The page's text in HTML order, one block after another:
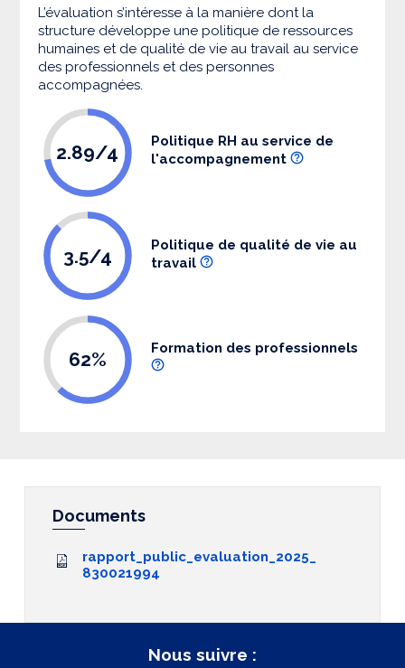
L’évaluation s’intéresse à la manière dont la
structure développe une politique de ressources
humaines et de qualité de vie au travail au service
des professionnels et des personnes
accompagnées.
2.89/4
Politique RH au service de
l'accompagnement
3.5/4
Politique de qualité de vie au
travail
62% Formation des professionnels
Documents
rapport_public_evaluation_2025_
830021994
Nous suivre :